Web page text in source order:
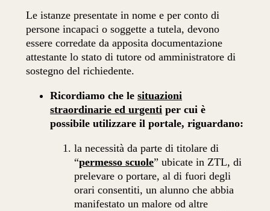
Le istanze presentate in nome e per conto di
persone incapaci o soggette a tutela, devono
essere corredate da apposita documentazione
attestante lo stato di tutore od amministratore di
sostegno del richiedente.
Ricordiamo che lesituazioni
straordinarie ed urgenti per cui è
possibile utilizzare il portale, riguardano:
la necessità da parte di titolare di
“permesso scuole” ubicate in ZTL, di
prelevare o portare, al di fuori degli
orari consentiti, un alunno che abbia
manifestato un malore od altre